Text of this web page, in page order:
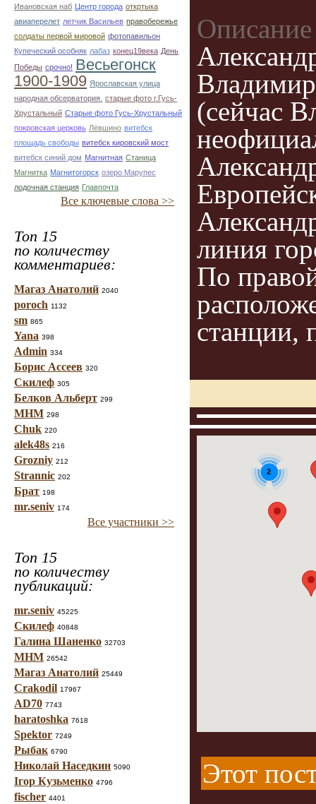
Ивановская наб Центр города откртыка
авиаперелет летчик Васильев правобережье
солдаты первой мировой фотопавильон
Купеческий особняк лабаз конец19века День
Победы срочно! Весьегонск
1900-1909 Ярославская улица
народная обсерватория. старые фото г.Гусь-
Хрустальный Старые фото Гусь-Хрустальный
покровская церковь Лёвшино витебск
площадь свободы витебск кировский мост
витебск синий дом Магнитная Станица
Магнитка Магнитогорск озеро Марупес
лодочная станция Главпочта
Все ключевые слова >>
Топ 15
по количеству
комментариев:
Магаз Анатолий 2040
poroch 1132
sm 865
Yana 398
Admin 334
Борис Ассеев 320
Скилеф 305
Белков Альберт 299
МНМ 298
Chuk 220
alek48s 216
Grozniy 212
Strannic 202
Брат 198
mr.seniv 174
Все участники >>
Топ 15
по количеству
публикаций:
mr.seniv 45225
Скилеф 40848
Галина Шаненко 32703
МНМ 26542
Магаз Анатолий 25449
Crakodil 17967
AD70 7743
haratoshka 7618
Spektor 7249
Рыбак 6790
Николай Наседкин 5090
Ігор Кузьменко 4796
fischer 4401
(сейчас
линия
По
станции,
2
Этот